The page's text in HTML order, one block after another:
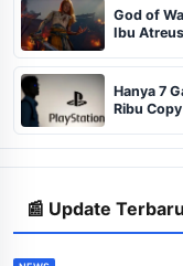
God of
Ibu Atreus
Hanya 7
Ribu
📰 Update Terbaru